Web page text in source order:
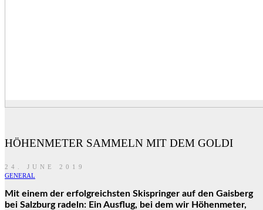
HÖHENMETER SAMMELN MIT DEM GOLDI
24. JUNE 2019
GENERAL
Mit einem der erfolgreichsten Skispringer auf den Gaisberg
bei Salzburg radeln: Ein Ausflug, bei dem wir Höhenmeter,